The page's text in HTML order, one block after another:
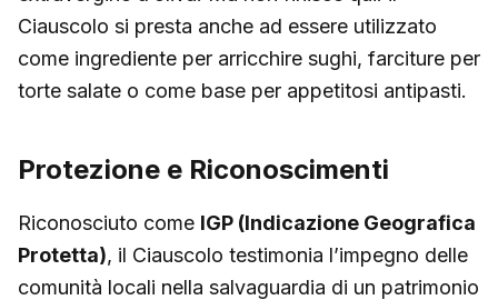
Ciauscolo si presta anche ad essere utilizzato
come ingrediente per arricchire sughi, farciture per
torte salate o come base per appetitosi antipasti.
Protezione e Riconoscimenti
Riconosciuto come IGP (Indicazione Geografica
Protetta), il Ciauscolo testimonia l’impegno delle
comunità locali nella salvaguardia di un patrimonio